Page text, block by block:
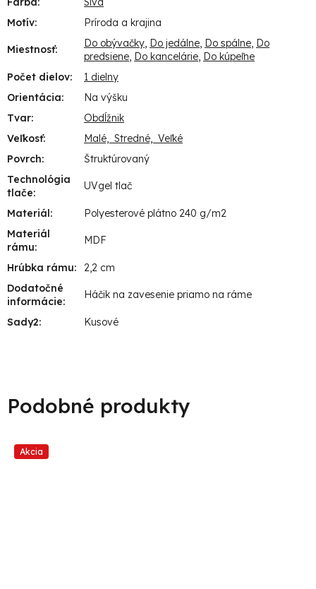
Motív: Príroda a krajina
Miestnosť: Do obývačky, Do jedálne, Do spálne, Do
predsiene, Do kancelárie, Do kúpeľne
Počet dielov:
1 dielny
Orientácia:
Na výšku
Tvar:
Obdĺžnik
Veľkosť:
Malé, Stredné, Veľké
Povrch:
Štruktúrovaný
Technológia
tlače:
UVgel tlač
Materiál:
Polyesterové plátno 240 g/m2
Materiál
rámu:
MDF
Hrúbka rámu:
2,2 cm
Dodatočné
informácie:
Háčik na zavesenie priamo na ráme
Sady2: Kusové
Akcia